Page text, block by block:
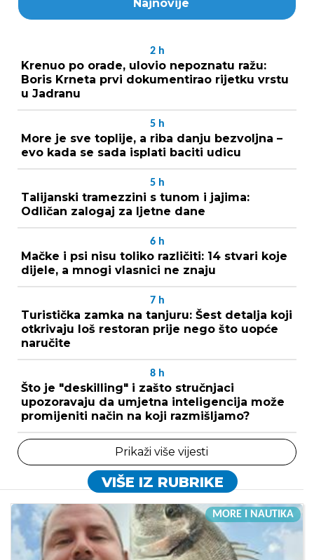
Najnovije
2 h
Krenuo po orade, ulovio nepoznatu ražu:
Boris Krneta prvi dokumentirao rijetku vrstu
u Jadranu
5 h
More je sve toplije, a riba danju bezvoljna –
evo kada se sada isplati baciti udicu
5 h
Talijanski tramezzini s tunom i jajima:
Odličan zalogaj za ljetne dane
6 h
Mačke i psi nisu toliko različiti: 14 stvari koje
dijele, a mnogi vlasnici ne znaju
7 h
Turistička zamka na tanjuru: Šest detalja koji
otkrivaju loš restoran prije nego što uopće
naručite
8 h
Što je "deskilling" i zašto stručnjaci
upozoravaju da umjetna inteligencija može
promijeniti način na koji razmišljamo?
Prikaži više vijesti
VIŠE IZ RUBRIKE
MORE I NAUTIKA